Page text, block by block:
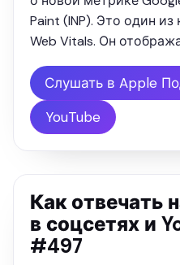
Paint (INP). Это один
Web Vitals. Он
страницей и
страницы в ответ на
Слушать в Apple
YouTube
Как отвечать
в соцсетях и
#497